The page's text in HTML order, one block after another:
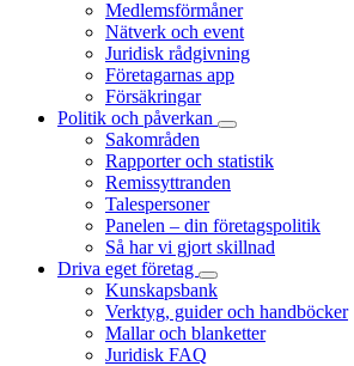
Medlemsförmåner
Nätverk och event
Juridisk rådgivning
Företagarnas app
Försäkringar
Politik och påverkan
Sakområden
Rapporter och statistik
Remissyttranden
Talespersoner
Panelen – din företagspolitik
Så har vi gjort skillnad
Driva eget företag
Kunskapsbank
Verktyg, guider och handböcker
Mallar och blanketter
Juridisk FAQ